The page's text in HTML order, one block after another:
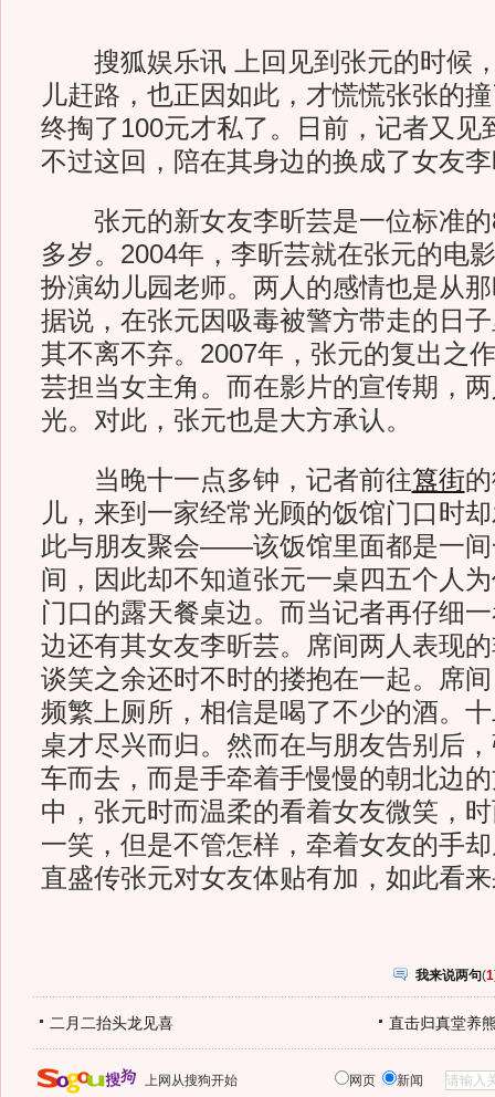
搜狐娱乐讯 上回见到张元的时候
儿赶路，也正因如此，才慌慌张张的
终掏了100元才私了。日前，记者又见
不过这回，陪在其身边的换成了女友
张元的新女友李昕芸是一位标准的
多岁。2004年，李昕芸就在张元的电
扮演幼儿园老师。两人的感情也是从
据说，在张元因吸毒被警方带走的日
其不离不弃。2007年，张元的复出之
芸担当女主角。而在影片的宣传期，
光。对此，张元也是大方承认。
当晚十一点多钟，记者前往簋街
儿，来到一家经常光顾的饭馆门口时
此与朋友聚会——该饭馆里面都是一间
间，因此却不知道张元一桌四五个人
门口的露天餐桌边。而当记者再仔细
边还有其女友李昕芸。席间两人表现
谈笑之余还时不时的搂抱在一起。席
频繁上厕所，相信是喝了不少的酒。
桌才尽兴而归。然而在与朋友告别后
车而去，而是手牵着手慢慢的朝北边
中，张元时而温柔的看着女友微笑，
一笑，但是不管怎样，牵着女友的手
直盛传张元对女友体贴有加，如此看
我来说两句(1
二月二抬头龙见喜 直击归真堂养
上网从搜狗开始 网页 新闻